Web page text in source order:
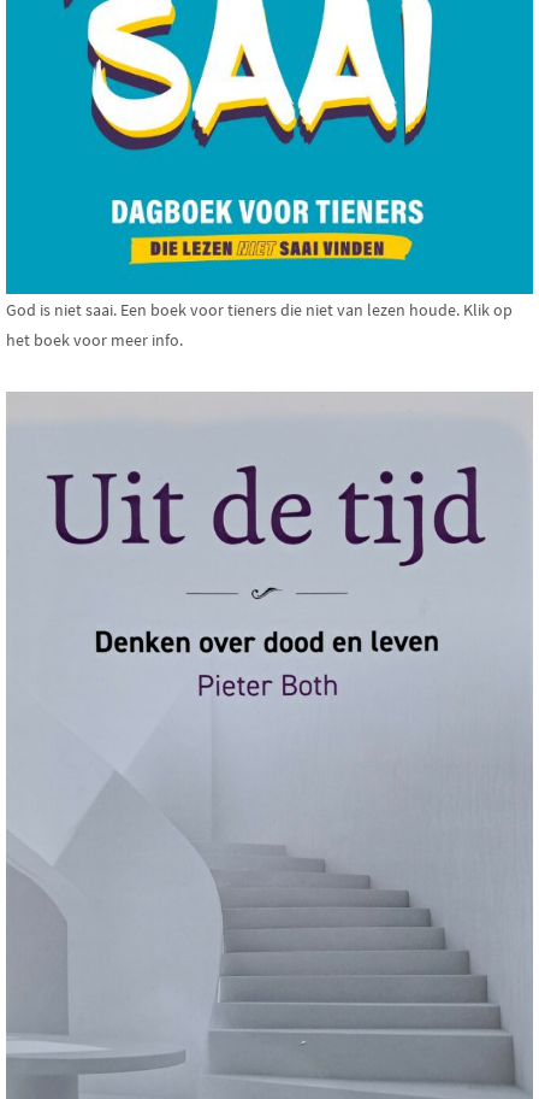
God is niet saai. Een boek voor tieners die niet van lezen houde. Klik op
het boek voor meer info.